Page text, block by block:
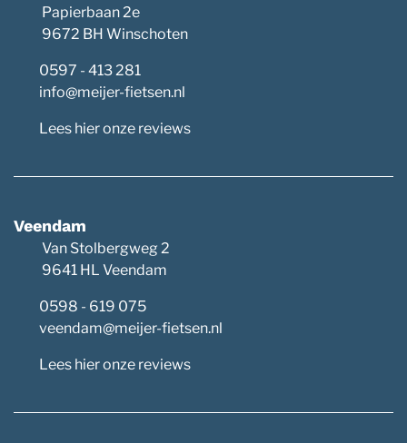
Papierbaan 2e
9672 BH Winschoten
0597 - 413 281
info@meijer-fietsen.nl
Lees hier onze reviews
Veendam
Van Stolbergweg 2
9641 HL Veendam
0598 - 619 075
veendam@meijer-fietsen.nl
Lees hier onze reviews